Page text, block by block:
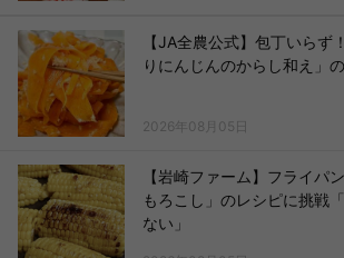
【JA全農公式】包丁いらず
りにんじんのからし和え」
2026年08月05日
【岩崎ファーム】フライパ
もろこし」のレシピに挑戦
ない」